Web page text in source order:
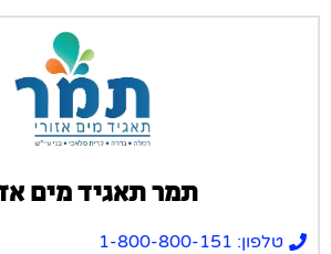
תמר תאגיד מים
טלפון: 1-800-800-151